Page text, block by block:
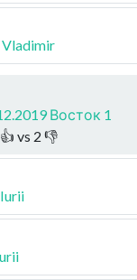
Vladimir
Восток 1
👍 vs 2 👎